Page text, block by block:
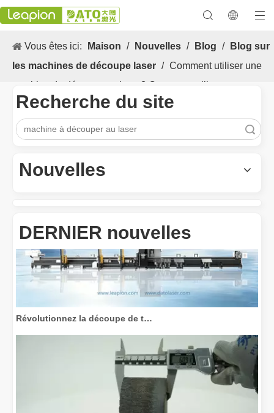
Vous êtes ici: Maison / Nouvelles / Blog /
Blog sur
les machines de découpe laser / Comment utiliser une
machine de découpe au laser? Comment utiliser
correctement la machine de découpe laser
Recherche du site
Nouvelles
DERNIER nouvelles